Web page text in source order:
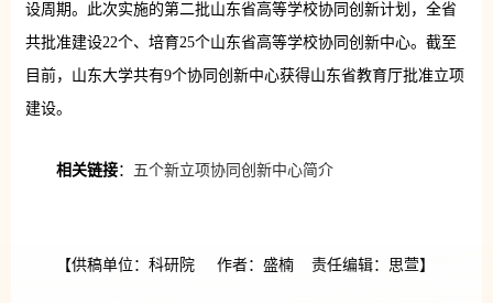
设周期。此次实施的第二批山东省高等学校协同创新计划，全省
共批准建设22个、培育25个山东省高等学校协同创新中心。截至
目前，山东大学共有9个协同创新中心获得山东省教育厅批准立项
建设。
相关链接： 五个新立项协同创新中心简介
【供稿单位：科研院 作者：盛楠 责任编辑：思萱】